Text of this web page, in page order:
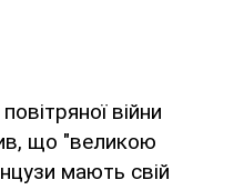
війни
що "великою
мають свій